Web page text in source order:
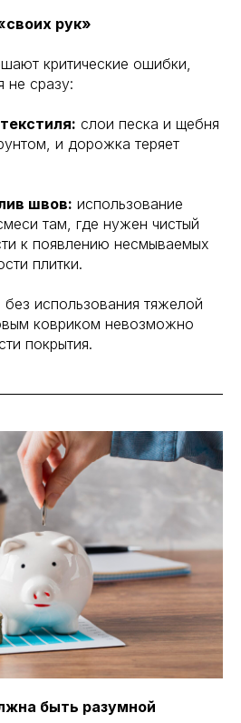
рук»
критические ошибки,
не сразу:
слои песка и щебня
и дорожка теряет
швов: использование
там, где нужен чистый
к появлению несмываемых
плитки.
без использования тяжелой
ковриком невозможно
покрытия.
быть разумной